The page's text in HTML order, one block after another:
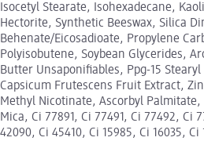
Isocetyl Stearate, Isohexadecane,
Hectorite, Synthetic Beeswax, Silica
Behenate/Eicosadioate, Propylene
Polyisobutene, Soybean Glycerides,
Butter Unsaponifiables, Ppg-15
Capsicum Frutescens Fruit Extract,
Methyl Nicotinate, Ascorbyl
Mica, Ci 77891, Ci 77491, Ci 77492, Ci
42090, Ci 45410, Ci 15985, Ci 16035,